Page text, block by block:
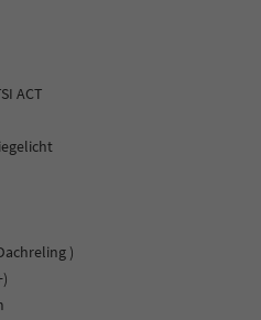
ACT
)